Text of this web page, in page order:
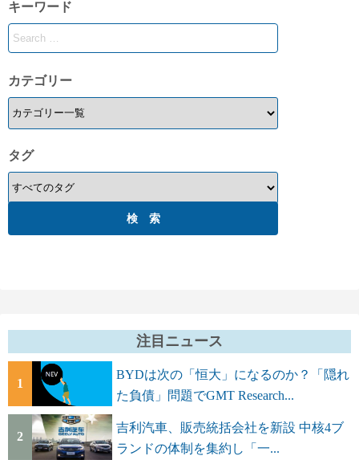
キーワード
カテゴリー
タグ
注目ニュース
1
BYDは次の「恒大」になるのか？「隠れ
た負債」問題でGMT Research...
2
吉利汽車、販売統括会社を新設 中核4ブ
ランドの体制を集約し「一...